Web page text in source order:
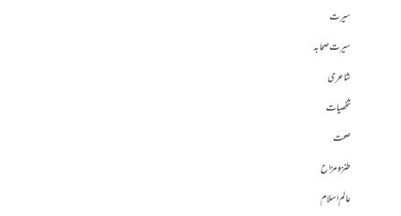
سیرت
سیرت صحابہ
شاعری
شخصیات
صحت
طنز و مزاح
عالم اسلام